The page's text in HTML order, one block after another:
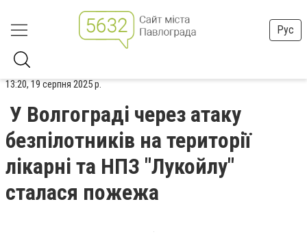
Рус
13:20, 19 серпня 2025 р.
У Волгограді через атаку
безпілотників на території
лікарні та НПЗ "Лукойлу"
сталася пожежа